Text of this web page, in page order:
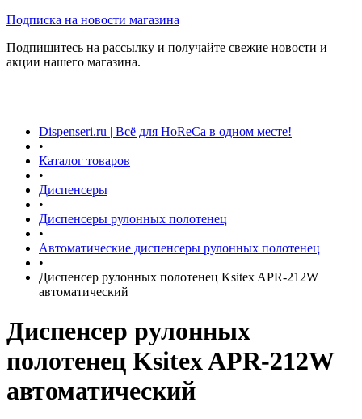
Подписка на новости магазина
Подпишитесь на рассылку и получайте свежие новости и
акции нашего магазина.
Dispenseri.ru | Всё для HoReCa в одном месте!
•
Каталог товаров
•
Диспенсеры
•
Диспенсеры рулонных полотенец
•
Автоматические диспенсеры рулонных полотенец
•
Диспенсер рулонных полотенец Ksitex APR-212W
автоматический
Диспенсер рулонных
полотенец Ksitex APR-212W
автоматический